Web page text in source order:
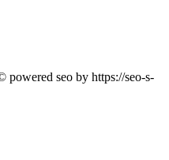
seo by https://seo-s-